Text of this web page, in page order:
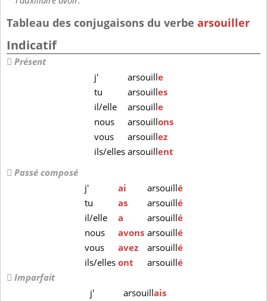
Tableau des conjugaisons du verbe arsouiller
Indicatif
Présent
j'
arsouille
tu
arsouilles
il/elle
arsouille
nous
arsouillons
vous
arsouillez
ils/elles arsouillent
Passé composé
j'
ai arsouillé
tu
as arsouillé
il/elle
a arsouillé
nous
avons arsouillé
vous
avez arsouillé
ils/elles ont arsouillé
Imparfait
j'
arsouillais